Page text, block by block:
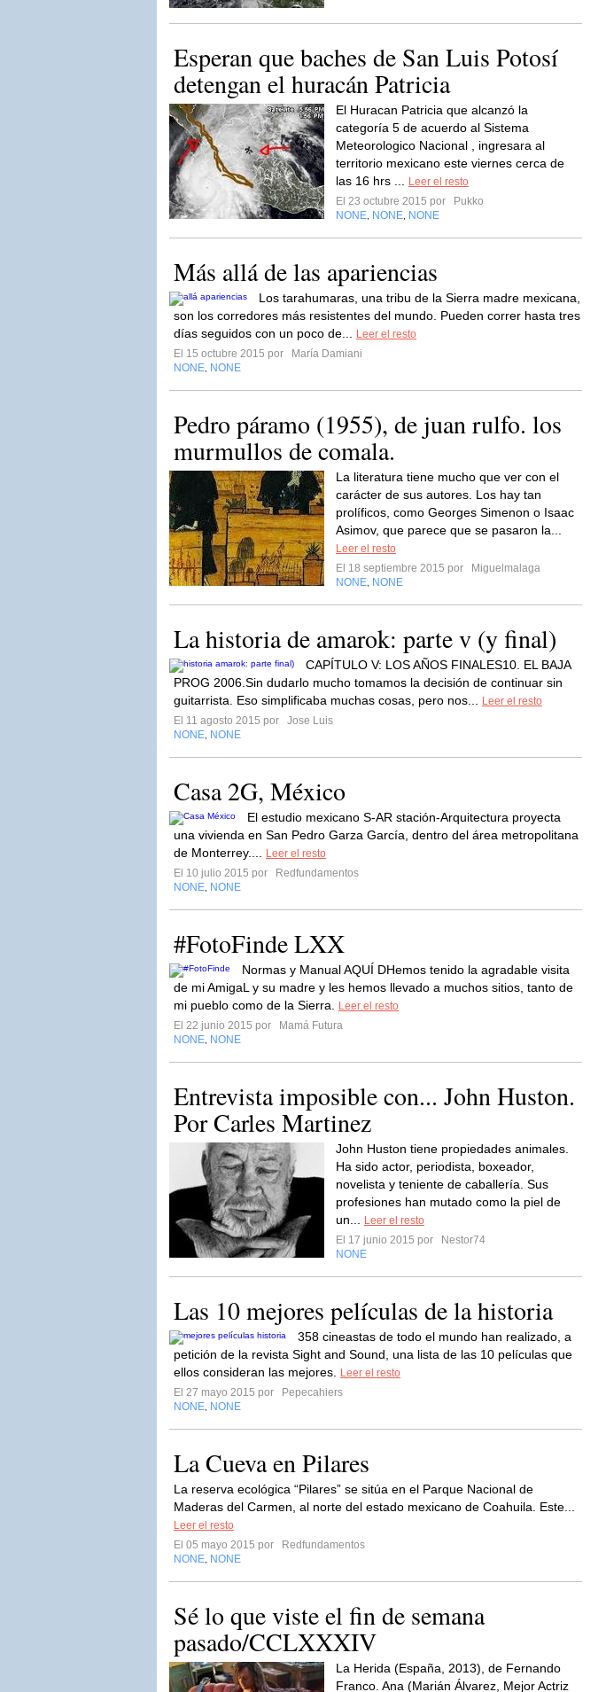
Esperan que baches de San Luis Potosí
detengan el huracán Patricia
El Huracan Patricia que alcanzó la
categoría 5 de acuerdo al Sistema
Meteorologico Nacional , ingresara al
territorio mexicano este viernes cerca de
las 16 hrs ...
Leer el resto
El 23 octubre 2015 por
Pukko
NONE NONE NONE
Más allá de las apariencias
Los tarahumaras, una tribu de la Sierra madre mexicana,
son los corredores más resistentes del mundo. Pueden correr hasta tres
días seguidos con un poco de...
Leer el resto
El 15 octubre 2015 por
María Damiani
NONE NONE
Pedro páramo (1955), de juan rulfo. los
murmullos de comala.
La literatura tiene mucho que ver con el
carácter de sus autores. Los hay tan
prolíficos, como Georges Simenon o Isaac
Asimov, que parece que se pasaron la...
Leer el resto
El 18 septiembre 2015 por
Miguelmalaga
NONE NONE
La historia de amarok: parte v (y final)
CAPÍTULO V: LOS AÑOS FINALES10. EL BAJA
PROG 2006.Sin dudarlo mucho tomamos la decisión de continuar sin
guitarrista. Eso simplificaba muchas cosas, pero nos...
Leer el resto
El 11 agosto 2015 por
Jose Luis
NONE NONE
Casa 2G, México
El estudio mexicano S-AR stación-Arquitectura proyecta
una vivienda en San Pedro Garza García, dentro del área metropolitana
de Monterrey....
Leer el resto
El 10 julio 2015 por
Redfundamentos
NONE NONE
#FotoFinde LXX
Normas y Manual AQUÍ DHemos tenido la agradable visita
de mi AmigaL y su madre y les hemos llevado a muchos sitios, tanto de
mi pueblo como de la Sierra.
Leer el resto
El 22 junio 2015 por
Mamá Futura
NONE NONE
Entrevista imposible con... John Huston.
Por Carles Martinez
John Huston tiene propiedades animales.
Ha sido actor, periodista, boxeador,
novelista y teniente de caballería. Sus
profesiones han mutado como la piel de
un...
Leer el resto
El 17 junio 2015 por
Nestor74
NONE
Las 10 mejores películas de la historia
358 cineastas de todo el mundo han realizado, a
petición de la revista Sight and Sound, una lista de las 10 películas que
ellos consideran las mejores.
Leer el resto
El 27 mayo 2015 por
Pepecahiers
NONE NONE
La Cueva en Pilares
La reserva ecológica “Pilares” se sitúa en el Parque Nacional de
Maderas del Carmen, al norte del estado mexicano de Coahuila. Este...
Leer el resto
El 05 mayo 2015 por
Redfundamentos
NONE NONE
Sé lo que viste el fin de semana
pasado/CCLXXXIV
La Herida (España, 2013), de Fernando
Franco. Ana (Marián Álvarez, Mejor Actriz